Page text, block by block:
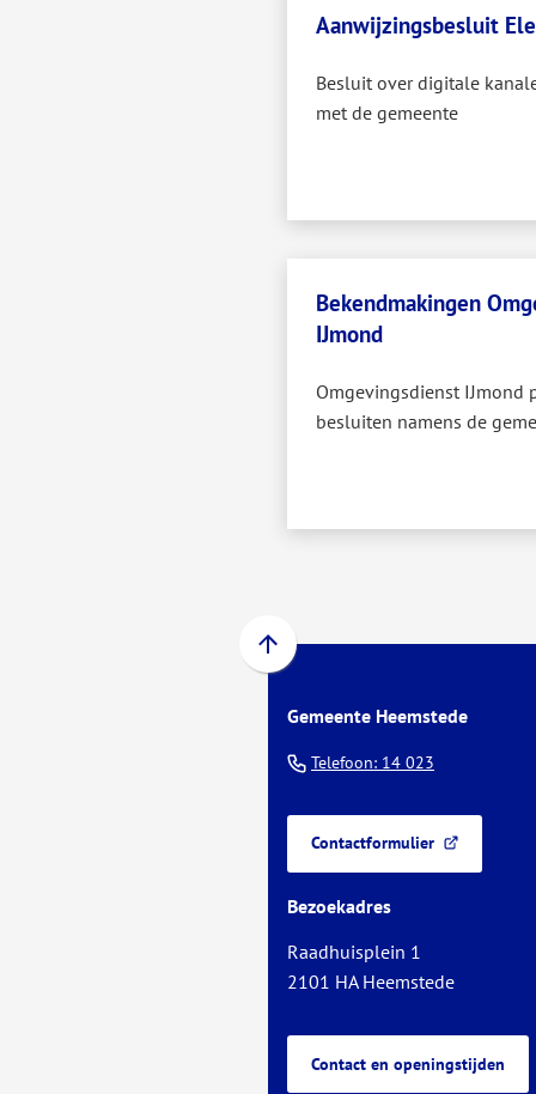
Aanwijzingsbesluit
Besluit over digitale
met de gemeente
Bekendmakingen
IJmond
Omgevingsdienst
besluiten namens de
Scroll
boven
het
paginainhoud
Gemeente Heemstede
Telefoon: 14 023
een
Contactformulier
(Verwijst
een
website)
Bezoekadres
Raadhuisplein 1
2101 HA Heemstede
Contact en openingstijden